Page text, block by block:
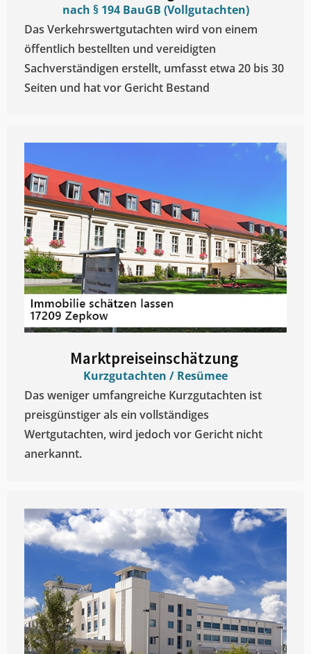
nach § 194 BauGB (Vollgutachten)
Das Verkehrswertgutachten wird von einem
öffentlich bestellten und vereidigten
Sachverständigen erstellt, umfasst etwa 20 bis 30
Seiten und hat vor Gericht Bestand
Marktpreiseinschätzung ​
Kurzgutachten / Resümee
Das weniger umfangreiche Kurzgutachten ist
preisgünstiger als ein vollständiges
Wertgutachten, wird jedoch vor Gericht nicht
anerkannt.